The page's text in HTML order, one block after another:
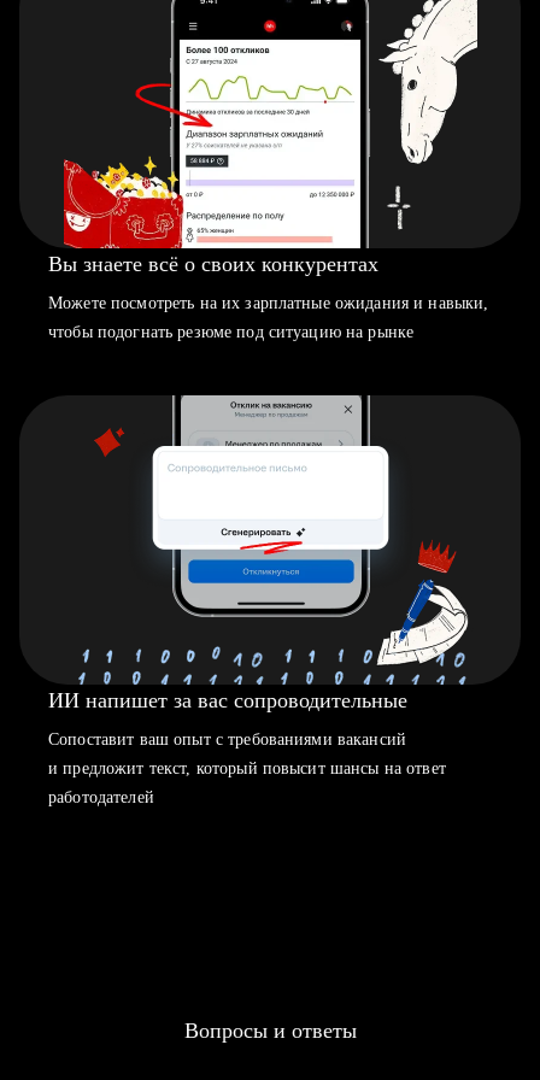
Вы знаете всё о своих конкурентах
Можете посмотреть на их зарплатные ожидания и навыки,
чтобы подогнать резюме под ситуацию на рынке
ИИ напишет за вас сопроводительные
Сопоставит ваш опыт с требованиями вакансий
и предложит текст, который повысит шансы на ответ
работодателей
Вопросы и ответы